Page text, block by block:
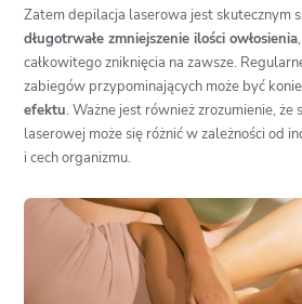
Zatem depilacja laserowa jest skutecznym
długotrwałe zmniejszenie ilości owłosienia
całkowitego zniknięcia na zawsze.
zabiegów przypominających może być
efektu. Ważne jest również zrozumienie, że
laserowej może się różnić w zależności od
i cech organizmu.